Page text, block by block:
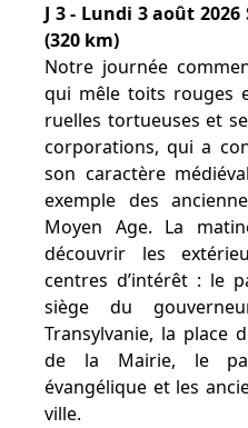
J 3 - Lundi 3 août
(320 km)
Notre journée
qui mêle toits rouges
ruelles tortueuses et
corporations, qui a
son caractère
exemple des
Moyen Age. La
découvrir les
centres d’intérêt : le
siège du
Transylvanie, la place
de la Mairie, le
évangélique et les
ville.